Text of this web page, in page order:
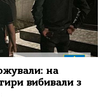
на
вибивали з